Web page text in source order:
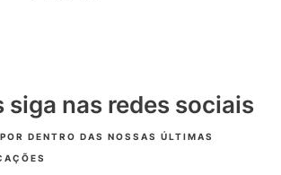
siga nas redes sociais
DENTRO DAS NOSSAS ÚLTIMAS